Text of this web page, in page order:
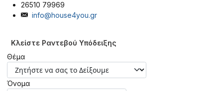
26510 79969
info@house4you.gr
Κλείστε Ραντεβού Υπόδειξης
Θέμα
Όνομα